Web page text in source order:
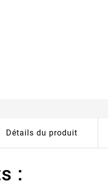
Détails du produit
: